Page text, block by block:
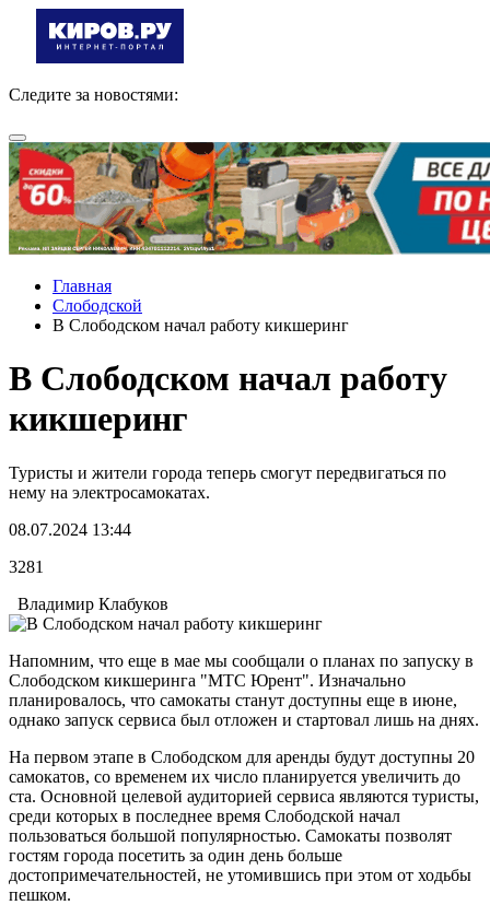
Следите за новостями:
Главная
Слободской
В Слободском начал работу кикшеринг
В Слободском начал работу
кикшеринг
Туристы и жители города теперь смогут передвигаться по
нему на электросамокатах.
08.07.2024 13:44
3281
Владимир Клабуков
Напомним, что еще в мае мы сообщали о планах по запуску в
Слободском кикшеринга "МТС Юрент". Изначально
планировалось, что самокаты станут доступны еще в июне,
однако запуск сервиса был отложен и стартовал лишь на днях.
На первом этапе в Слободском для аренды будут доступны 20
самокатов, со временем их число планируется увеличить до
ста. Основной целевой аудиторией сервиса являются туристы,
среди которых в последнее время Слободской начал
пользоваться большой популярностью. Самокаты позволят
гостям города посетить за один день больше
достопримечательностей, не утомившись при этом от ходьбы
пешком.